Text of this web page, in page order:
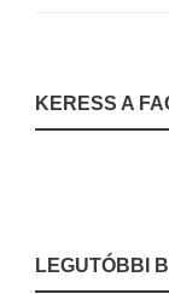
KERESS A
LEGUTÓBBI